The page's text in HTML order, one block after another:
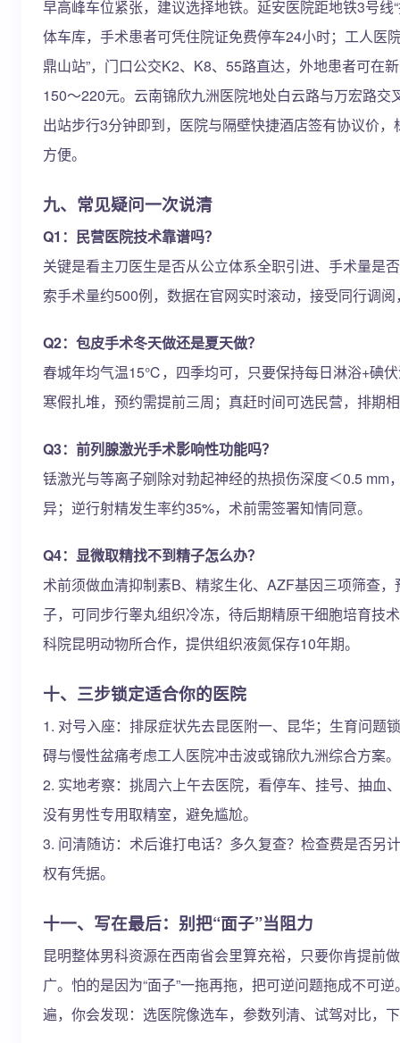
早高峰车位紧张，建议选择地铁。延安医院距地铁3号线
体车库，手术患者可凭住院证免费停车24小时；工人医
鼎山站”，门口公交K2、K8、55路直达，外地患者可在
150～220元。云南锦欣九洲医院地处白云路与万宏路交
出站步行3分钟即到，医院与隔壁快捷酒店签有协议价
方便。
九、常见疑问一次说清
Q1：民营医院技术靠谱吗？
关键是看主刀医生是否从公立体系全职引进、手术量是
索手术量约500例，数据在官网实时滚动，接受同行调
Q2：包皮手术冬天做还是夏天做？
春城年均气温15℃，四季均可，只要保持每日淋浴+碘
寒假扎堆，预约需提前三周；真赶时间可选民营，排期
Q3：前列腺激光手术影响性功能吗？
铥激光与等离子剜除对勃起神经的热损伤深度＜0.5 mm
异；逆行射精发生率约35%，术前需签署知情同意。
Q4：显微取精找不到精子怎么办？
术前须做血清抑制素B、精浆生化、AZF基因三项筛查
子，可同步行睾丸组织冷冻，待后期精原干细胞培育技
科院昆明动物所合作，提供组织液氮保存10年期。
十、三步锁定适合你的医院
1. 对号入座：排尿症状先去昆医附一、昆华；生育问题
碍与慢性盆痛考虑工人医院冲击波或锦欣九洲综合方案。
2. 实地考察：挑周六上午去医院，看停车、挂号、抽血
没有男性专用取精室，避免尴尬。
3. 问清随访：术后谁打电话？多久复查？检查费是否另
权有凭据。
十一、写在最后：别把“面子”当阻力
昆明整体男科资源在西南省会里算充裕，只要你肯提前
广。怕的是因为“面子”一拖再拖，把可逆问题拖成不可
遍，你会发现：选医院像选车，参数列清、试驾对比，